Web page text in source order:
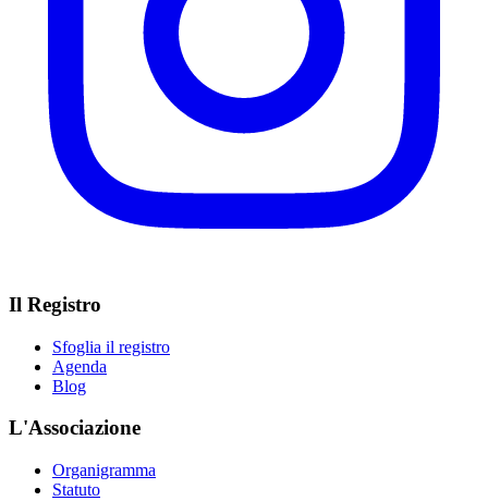
Il Registro
Sfoglia il registro
Agenda
Blog
L'Associazione
Organigramma
Statuto